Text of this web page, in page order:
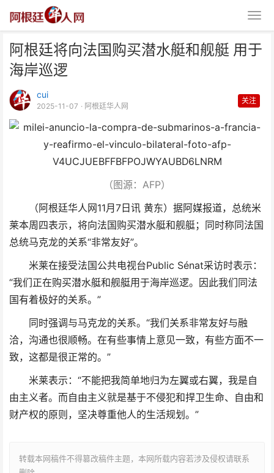
阿根廷将向法国购买潜水艇和舰艇 用于
海岸巡逻
cui
2025-11-07 · 阿根廷华人网
关注
（图源：AFP）
（阿根廷华人网11月7日讯 黄东）据阿媒报道，总统米
莱本周四表示，将向法国购买潜水艇和舰艇；同时称同法国
总统马克龙的关系“非常友好”。
米莱在接受法国公共电视台Public Sénat采访时表示：
“我们正在购买潜水艇和舰艇用于海岸巡逻。因此我们同法
国有着极好的关系。”
同时强调与马克龙的关系。“我们关系非常友好与融
洽，沟通也很顺畅。在有些事情上意见一致，有些方面不一
致，这都是很正常的。”
米莱表示：“不能把我简单地归为左翼或右翼，我是自
由主义者。而自由主义就是基于不侵犯和捍卫生命、自由和
财产权的原则，坚决尊重他人的生活规划。”
转载本网稿件不得篡改稿件主题，本网所载内容若涉及侵权请联系
阿根廷将向法国购买潜水艇和舰艇
用于海岸巡逻